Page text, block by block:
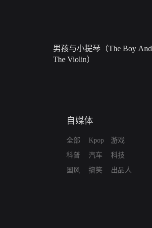
男孩与小提琴（The Boy And
The Violin）
自媒体
全部
科普
国风
Kpop
汽车
搞笑
游戏
科技
出品人